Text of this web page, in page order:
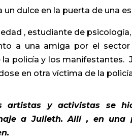
dulce en la puerta de una
, estudiante de
a una amiga por el
la policía y los manifestantes.
en otra víctima de la
artistas y activistas se
a Julieth. Allí , en una